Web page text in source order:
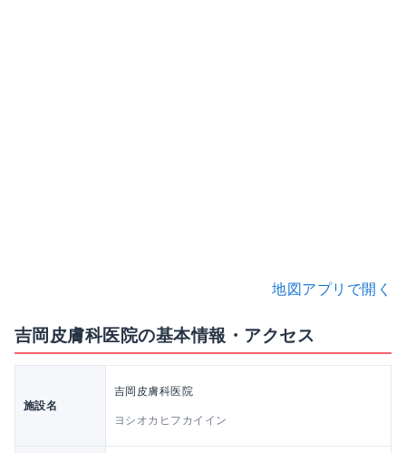
地図アプリで開く
吉岡皮膚科医院の基本情報・アクセス
施設名
吉岡皮膚科医院
ヨシオカヒフカイイン